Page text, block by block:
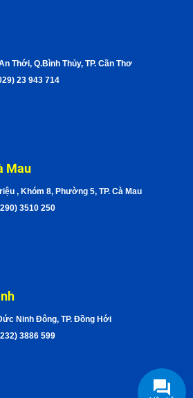
Thới, Q.Bình Thủy, TP. Cần Thơ
23 943 714
Mau
, Khóm 8, Phường 5, TP. Cà Mau
3510 250
Ninh Đông, TP. Đồng Hới
3886 599